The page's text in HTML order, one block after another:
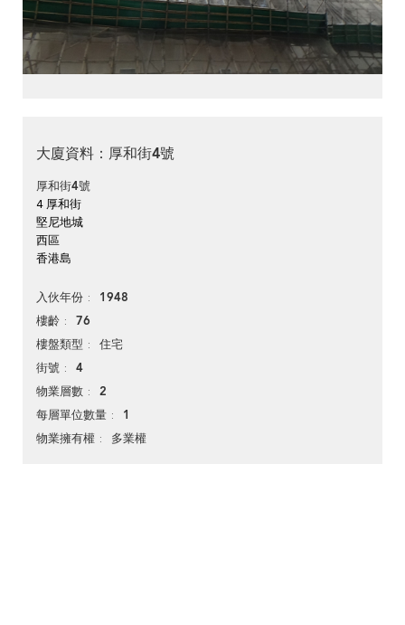
大廈資料：厚和街4號
厚和街4號
4 厚和街
堅尼地城
西區
香港島
入伙年份 1948
樓齡 76
樓盤類型 住宅
街號 4
物業層數 2
每層單位數量 1
物業擁有權 多業權